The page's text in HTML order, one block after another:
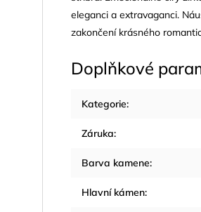
eleganci a extravaganci.
zakončení krásného
Doplňkové
Kategorie:
Záruka:
Barva kamene:
Hlavní kámen: